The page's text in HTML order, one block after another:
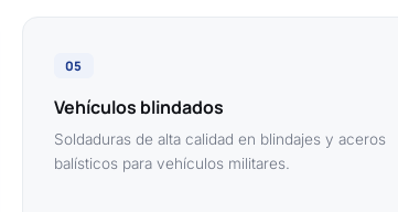
05
Vehículos blindados
Soldaduras de alta calidad en blindajes y aceros
balísticos para vehículos militares.